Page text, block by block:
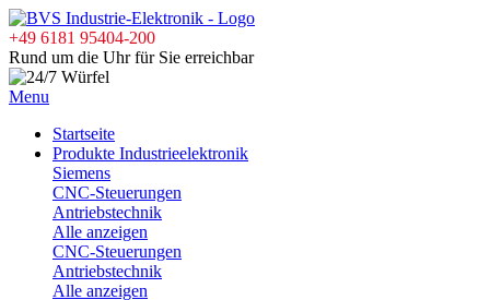
+49 6181 95404-200
Rund um die Uhr für Sie erreichbar
Menu
Startseite
Produkte Industrieelektronik
Siemens
CNC-Steuerungen
Antriebstechnik
Alle anzeigen
CNC-Steuerungen
Antriebstechnik
Alle anzeigen